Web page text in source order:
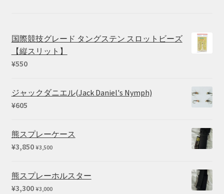
国際競技グレード タングステン スロットビーズ
【縦スリット】
¥550
ジャックダニエル(Jack Daniel's Nymph)
¥605
熊スプレーケース
¥3,850 ¥3,500
熊スプレーホルスター
¥3,300 ¥3,000